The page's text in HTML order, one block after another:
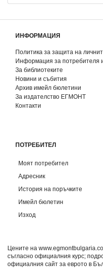
ИНФОРМАЦИЯ
Политика за защита на
Информация за потребителя
За библиотеките
Новини и събития
Архив имейл бюлетини
За издателство ЕГМОНТ
Контакти
ПОТРЕБИТЕЛ
Моят потребител
Адресник
История на поръчките
Имейл бюлетин
Изход
Цените на
съгласно официалния курс;
официалния сайт за еврото в